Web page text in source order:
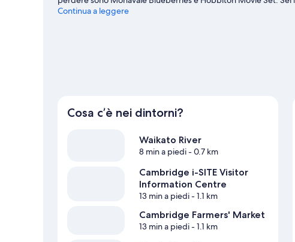
un'occhiata a cosa propone Grassroots Trust Velodrome!
Continua a leggere
Cosa c’è nei dintorni?
Waikato River
8 min a piedi- 0.7 km
Cambridge i-SITE Visitor
Information Centre
13 min a piedi- 1.1 km
Cambridge Farmers' Market
13 min a piedi- 1.1 km